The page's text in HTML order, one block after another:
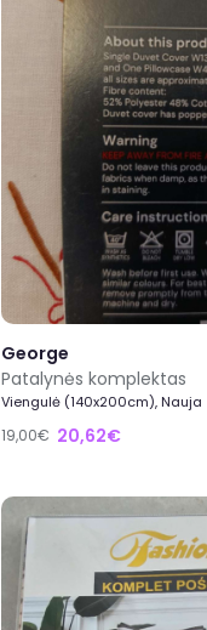
George
Patalynės komplektas
Viengulė (140x200cm), Nauja
19,00€ 20,62€